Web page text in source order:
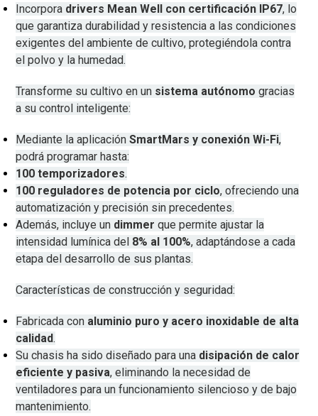
Incorpora drivers Mean Well con certificación IP67, lo
que garantiza durabilidad y resistencia a las condiciones
exigentes del ambiente de cultivo, protegiéndola contra
el polvo y la humedad.
Transforme su cultivo en un sistema autónomo gracias
a su control inteligente:
Mediante la aplicaciónSmartMars y conexión Wi-Fi,
podrá programar hasta:
100 temporizadores.
100 reguladores de potencia por ciclo, ofreciendo una
automatización y precisión sin precedentes.
Además, incluye un dimmer que permite ajustar la
intensidad lumínica del 8% al 100%, adaptándose a cada
etapa del desarrollo de sus plantas.
Características de construcción y seguridad:
Fabricada con aluminio puro y acero inoxidable de alta
calidad.
Su chasis ha sido diseñado para una disipación de calor
eficiente y pasiva, eliminando la necesidad de
ventiladores para un funcionamiento silencioso y de bajo
mantenimiento.